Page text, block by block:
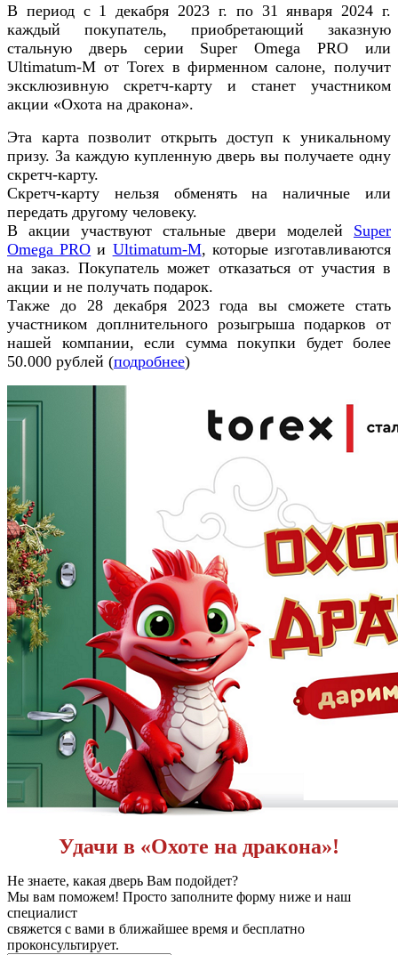
В период с 1 декабря 2023 г. по 31 января 2024 г.
каждый покупатель, приобретающий заказную
стальную дверь серии Super Omega PRO или
Ultimatum-М от Torex в фирменном салоне, получит
эксклюзивную скретч-карту и станет участником
акции «Охота на дракона».
Эта карта позволит открыть доступ к уникальному
призу. За каждую купленную дверь вы получаете одну
скретч-карту.
Скретч-карту нельзя обменять на наличные или
передать другому человеку.
В акции участвуют стальные двери моделей Super
Omega PRO и Ultimatum-М, которые изготавливаются
на заказ. Покупатель может отказаться от участия в
акции и не получать подарок.
Также до 28 декабря 2023 года вы сможете стать
участником доплнительного розыгрыша подарков от
нашей компании, если сумма покупки будет более
50.000 рублей (подробнее)
Удачи в «Охоте на дракона»!
Не знаете, какая дверь Вам подойдет?
Мы вам поможем! Просто заполните форму ниже и наш
специалист
свяжется с вами в ближайшее время и бесплатно
проконсультирует.